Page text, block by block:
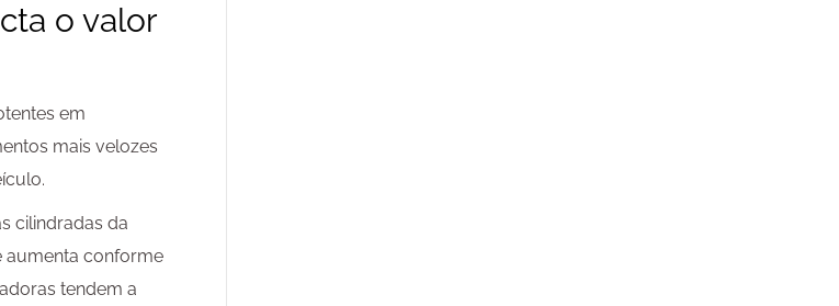
o valor
em
mais velozes
cilindradas da
aumenta conforme
tendem a